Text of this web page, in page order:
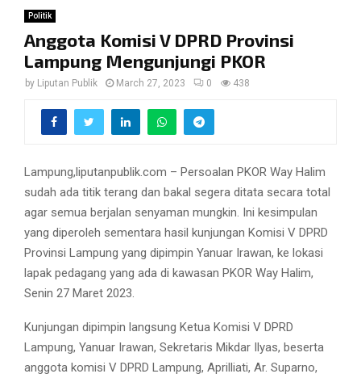
Politik
Anggota Komisi V DPRD Provinsi
Lampung Mengunjungi PKOR
by Liputan Publik March 27, 2023 0 438
Lampung,liputanpublik.com – Persoalan PKOR Way Halim
sudah ada titik terang dan bakal segera ditata secara total
agar semua berjalan senyaman mungkin. Ini kesimpulan
yang diperoleh sementara hasil kunjungan Komisi V DPRD
Provinsi Lampung yang dipimpin Yanuar Irawan, ke lokasi
lapak pedagang yang ada di kawasan PKOR Way Halim,
Senin 27 Maret 2023.
Kunjungan dipimpin langsung Ketua Komisi V DPRD
Lampung, Yanuar Irawan, Sekretaris Mikdar Ilyas, beserta
anggota komisi V DPRD Lampung, Aprilliati, Ar. Suparno,